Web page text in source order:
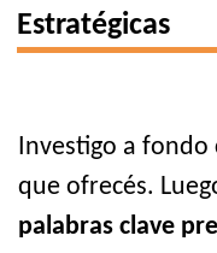
Estratégicas
Investigo a fondo
que ofrecés.
palabras clave